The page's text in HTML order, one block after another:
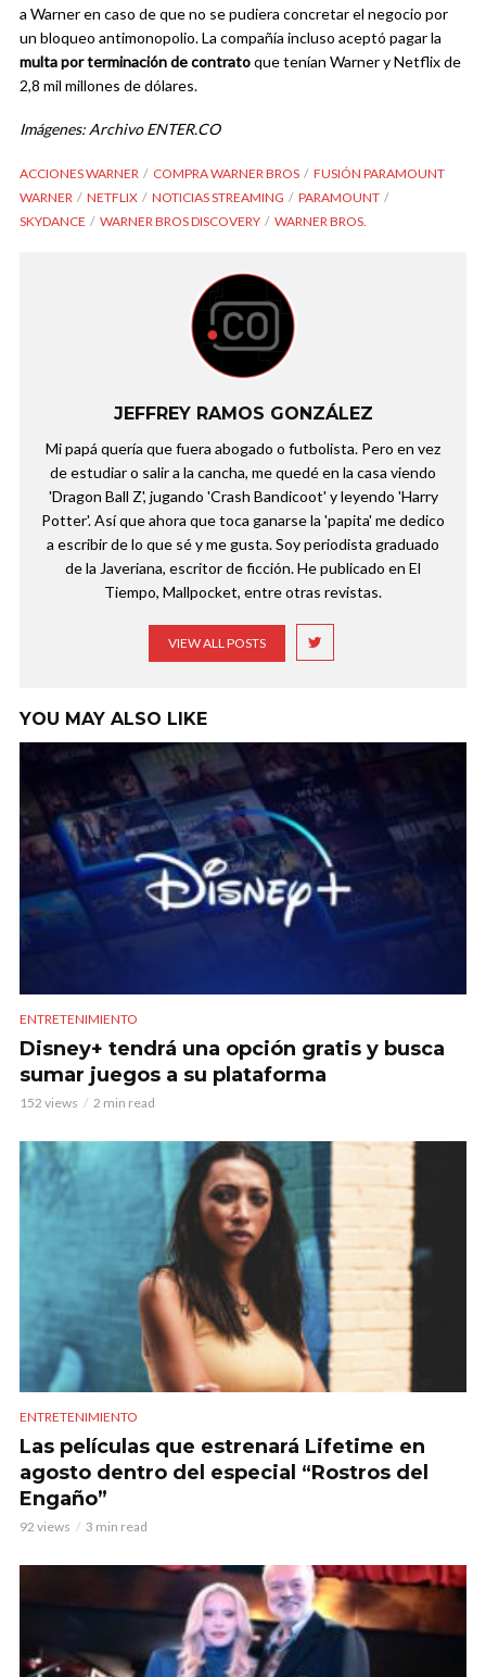
a Warner en caso de que no se pudiera concretar el negocio por
un bloqueo antimonopolio. La compañía incluso aceptó pagar la
multa por terminación de contratoque tenían Warner y Netflix de
2,8 mil millones de dólares.
Imágenes: Archivo ENTER.CO
ACCIONES WARNER COMPRA WARNER BROS
FUSIÓN PARAMOUNT
WARNER
NETFLIX NOTICIAS STREAMING
PARAMOUNT
SKYDANCE
WARNER BROS DISCOVERY WARNER BROS.
JEFFREY RAMOS GONZÁLEZ
Mi papá quería que fuera abogado o futbolista. Pero en vez
de estudiar o salir a la cancha, me quedé en la casa viendo
'Dragon Ball Z', jugando 'Crash Bandicoot' y leyendo 'Harry
Potter'. Así que ahora que toca ganarse la 'papita' me dedico
a escribir de lo que sé y me gusta. Soy periodista graduado
de la Javeriana, escritor de ficción. He publicado en El
Tiempo, Mallpocket, entre otras revistas.
VIEW ALL POSTS
YOU MAY ALSO LIKE
ENTRETENIMIENTO
Disney+ tendrá una opción gratis y busca
sumar juegos a su plataforma
152 views 2 min read
ENTRETENIMIENTO
Las películas que estrenará Lifetime en
agosto dentro del especial “Rostros del
Engaño”
92 views 3 min read